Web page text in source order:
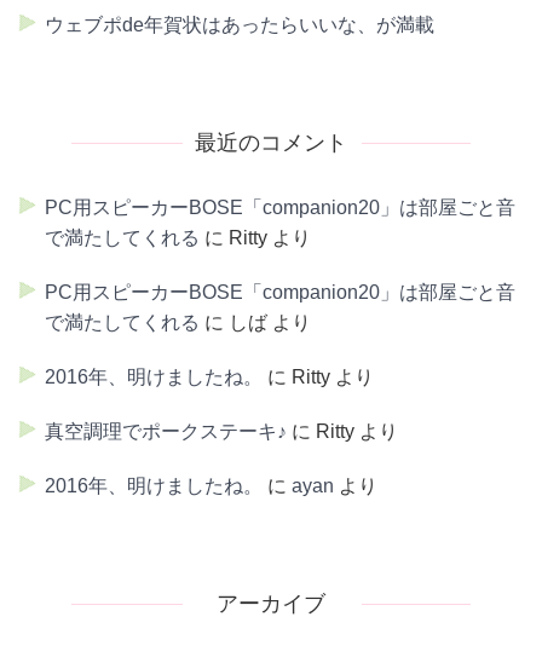
ウェブポde年賀状はあったらいいな、が満載
最近のコメント
PC用スピーカーBOSE「companion20」は部屋ごと音
で満たしてくれる に Ritty より
PC用スピーカーBOSE「companion20」は部屋ごと音
で満たしてくれる に しば より
2016年、明けましたね。 に Ritty より
真空調理でポークステーキ♪ に Ritty より
2016年、明けましたね。 に ayan より
アーカイブ